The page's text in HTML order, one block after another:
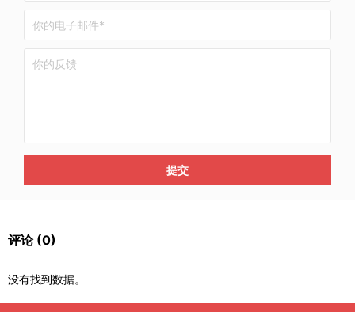
提交
评论 (0)
没有找到数据。